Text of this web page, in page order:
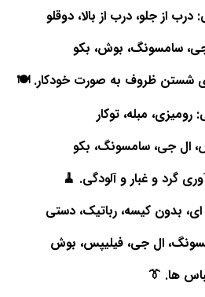
از جلو، درب از بالا، دوقلو
سامسونگ، بوش، بکو
شستن ظروف به صورت خودکار. 🍽️
مبله، توکار
ال جی، سامسونگ، بکو
گرد و غبار و آلودگی. 🧹
ای، بدون کیسه، رباتیک، دستی
ال جی، فیلیپس، بوش
ها. 👔